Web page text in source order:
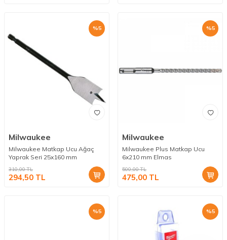
%5
Milwaukee
Milwaukee Matkap Ucu Ağaç
Yaprak Seri 25x160 mm
310,00TL
294,50 TL
%5
Milwaukee
Milwaukee Plus Matkap Ucu
6x210 mm Elmas
500,00TL
475,00 TL
%5 %5